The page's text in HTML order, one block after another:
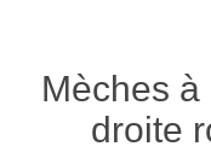
Mèches
droite